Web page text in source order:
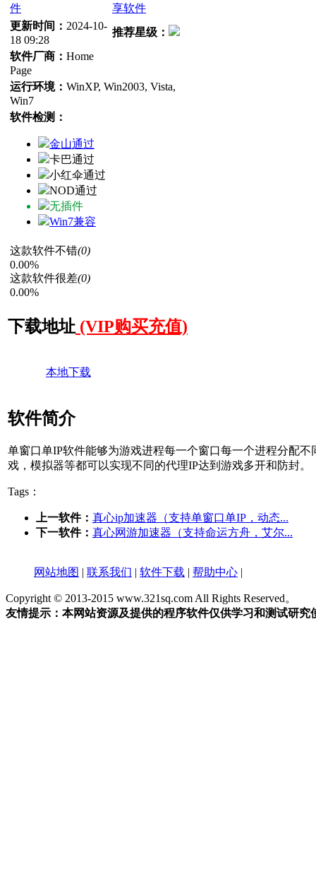
件
享软件
更新时间： 2024-10-
18 09:28
推荐星级：
软件厂商： Home
Page
运行环境： WinXP, Win2003, Vista,
Win7
软件检测：
金山通过
卡巴通过
小红伞通过
NOD通过
无插件
Win7兼容
这款软件不错(0)
0.00%
这款软件很差(0)
0.00%
下载地址 (VIP购买充值)
本地下载
软件简介
单窗口单IP软件能够为游戏进程每一个窗口每一个进程分配不
戏，模拟器等都可以实现不同的代理IP达到游戏多开和防封。
Tags：
上一软件： 真心ip加速器（支持单窗口单IP，动态...
下一软件： 真心网游加速器（支持命运方舟，艾尔...
网站地图 | 联系我们 | 软件下载 | 帮助中心 |
Copyright © 2013-2015 www.321sq.com All Rights Reserved。
友情提示：本网站资源及提供的程序软件仅供学习和测试研